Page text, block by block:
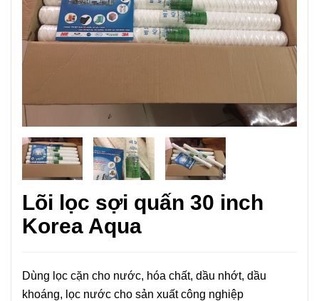
Lõi lọc sợi quấn 30 inch
Korea Aqua
Dùng lọc cặn cho nước, hóa chất, dầu nhớt, dầu
khoáng, lọc nước cho sản xuất công nghiệp